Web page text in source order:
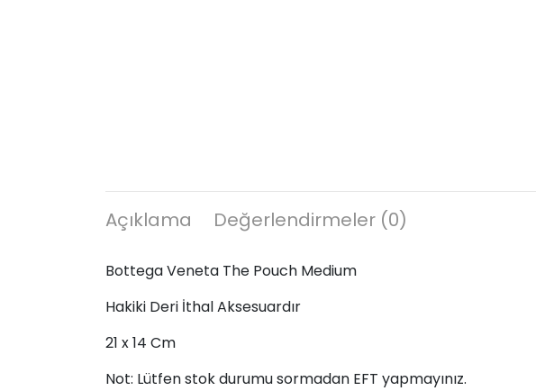
Açıklama Değerlendirmeler (0)
Bottega Veneta The Pouch Medium
Hakiki Deri İthal Aksesuardır
21 x 14 Cm
Not: Lütfen stok durumu sormadan EFT yapmayınız.